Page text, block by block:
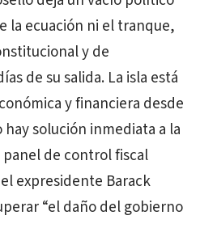
la ecuación ni el tranque,
y de
de su salida. La isla está
y financiera desde
solución inmediata a la
de control fiscal
expresidente Barack
“el daño del gobierno